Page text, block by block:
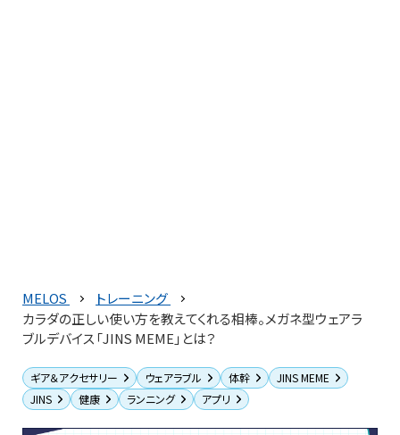
MELOS
トレーニング
カラダの正しい使い方を教えてくれる相棒。メガネ型ウェアラ
ブルデバイス「JINS MEME」とは？
ギア＆アクセサリー ウェアラブル 体幹
JINS MEME
JINS
健康 ランニング アプリ